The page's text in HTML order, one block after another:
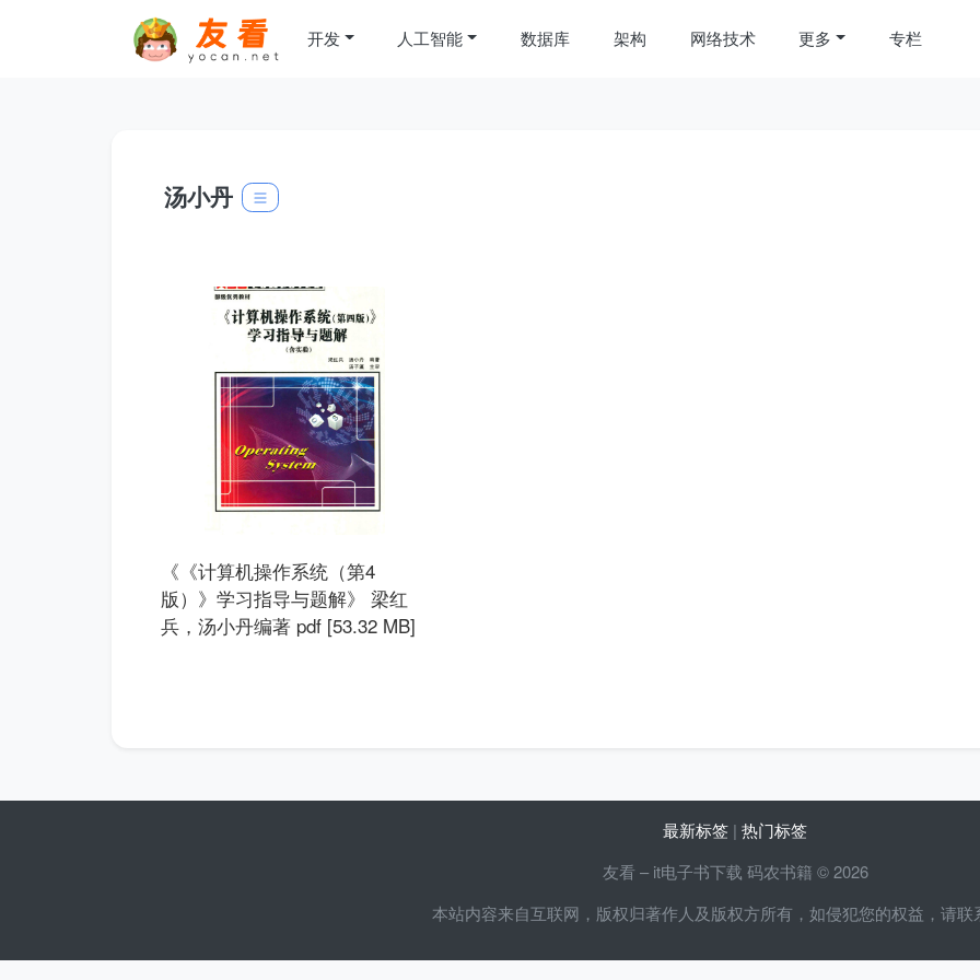
开发 人工智能 数据库 架构 网络技术 更多 专栏
汤小丹
《《计算机操作系统（第4
版）》学习指导与题解》 梁红
兵，汤小丹编著 pdf [53.32 MB]
最新标签 | 热门标签
友看 – it电子书下载 码农书籍 © 2026
本站内容来自互联网，版权归著作人及版权方所有，如侵犯您的权益，请联